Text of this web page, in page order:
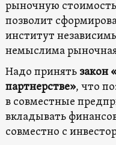
рыночную
позволит
институт
немыслима
Надо принять закон
партнерстве», что
в совместные
вкладывать
совместно с